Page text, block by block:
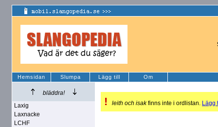
Hemsidan Slumpa Lägg till Om
bläddra!
Laxig
Laxnacke
LCHF
! leith och isakfinns inte i ordlistan. Lägg